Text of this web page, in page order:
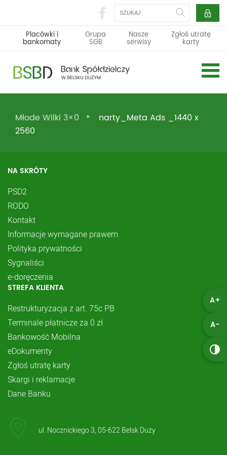
A+
A-
Szukaj
Placówki i
bankomaty
Grupa
SGB
Nasze
serwisy
Zgłoś utratę
karty
Młode Wilki 3×0
narty_Meta Ads _1440 x
2560
NA SKRÓTY
PSD2
RODO
Kontakt
Informacje wymagane prawem
Polityka prywatności
Sygnaliści
e-doręczenia
STREFA KLIENTA
Restrukturyzacja z art. 75c PB
Terminale płatnicze za 0 zł
Bankowość Mobilna
eDokumenty
Zgłoś utratę karty
Skargi i reklamacje
Dane Banku
ul. Nocznickiego 3, 05-622 Belsk Duży